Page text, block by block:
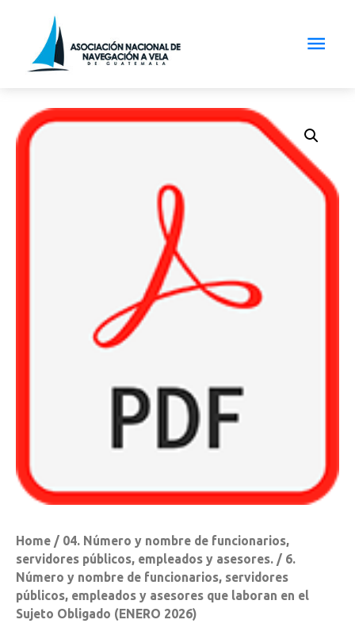
Home / 04. Número y nombre de funcionarios,
servidores públicos, empleados y asesores. / 6.
Número y nombre de funcionarios, servidores
públicos, empleados y asesores que laboran en el
Sujeto Obligado (ENERO 2026)